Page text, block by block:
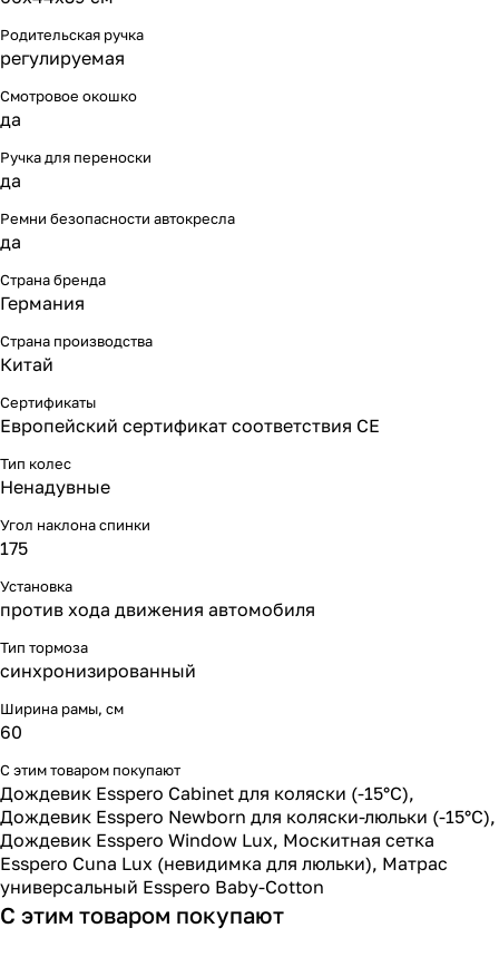
Родительская ручка
регулируемая
Смотровое окошко
да
Ручка для переноски
да
Ремни безопасности автокресла
да
Страна бренда
Германия
Страна производства
Китай
Сертификаты
Европейский сертификат соответствия СЕ
Тип колес
Ненадувные
Угол наклона спинки
175
Установка
против хода движения автомобиля
Тип тормоза
синхронизированный
Ширина рамы, см
60
С этим товаром покупают
Дождевик Esspero Cabinet для коляски (-15°С),
Дождевик Esspero Newborn для коляски-люльки (-15°С),
Дождевик Esspero Window Lux, Москитная сетка
Esspero Cuna Lux (невидимка для люльки), Матрас
универсальный Esspero Baby-Cotton
С этим товаром покупают